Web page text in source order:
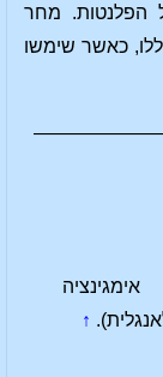
הפלנטות. מחר
כאשר שימשו
↑